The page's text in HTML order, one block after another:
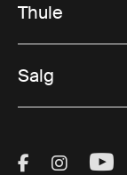
Thule
Salg
Visit Thule
Visit